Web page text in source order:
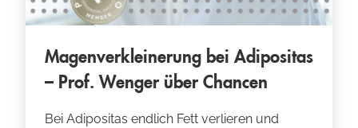
Magenverkleinerung bei Adipositas
– Prof. Wenger über Chancen
Bei Adipositas endlich Fett verlieren und